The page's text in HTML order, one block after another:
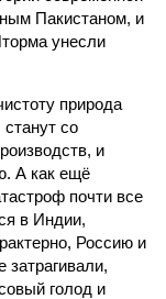
Пакистаном, и
унесли
природа
со
и
А как ещё
почти все
в Индии,
Россию и
затрагивали,
голод и